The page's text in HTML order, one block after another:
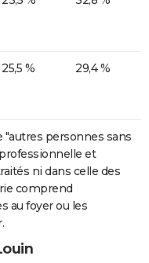
25,5 % 29,4 %
personnes sans
et
ni dans celle des
comprend
au foyer ou les